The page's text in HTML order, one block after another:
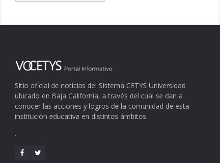
Sitio oficial de noticias del Sistema CETYS Universidad
ubicado en Baja California, a través del cual se dan a
conocer las acciones y logros de la comunidad de esta
institución educativa en distintos ámbitos
.